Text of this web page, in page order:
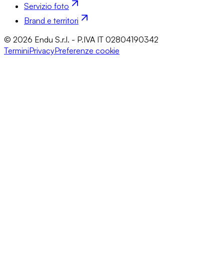
Servizio foto
Brand e territori
© 2026 Endu S.r.l. - P.IVA IT 02804190342
TerminiPrivacyPreferenze cookie